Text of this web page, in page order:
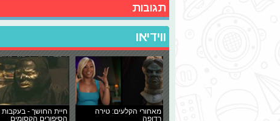
תגובות
ווידיאו
מאחורי הקלעים: טירה
רדופה
חיית החושך - בעקבות
הסיפורים הקסומים